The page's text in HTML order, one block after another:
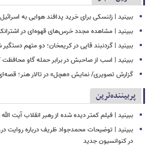
ببینید | زلنسکی برای خرید پدافند هوایی به
ببینید | مشاهده مجدد خرس‌های قهوه‌ای در
ببینید | گردنبند قاپی در کریمخان؛ دو متهم
ببینید | اسب از صاحبش در برابر حمله گاو محافظت
گزارش تصویری/ نمایش «هچل» در تالار هنر؛
پربیننده‌ترین
ببینید | فیلم کمتر دیده شده از رهبر انقلاب آیت
ببینید | توضیحات محمدجواد ظریف درباره روایت
در کنوانسیون جدید